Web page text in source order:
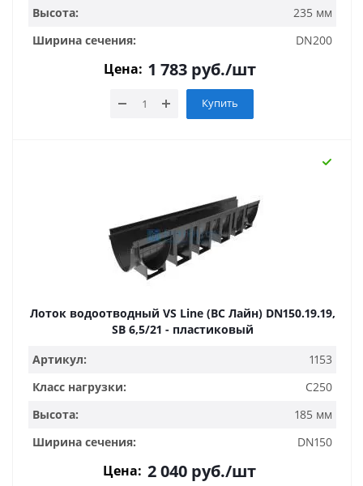
Высота:
235 мм
Ширина сечения:
DN200
Цена: 1 783руб./шт
Купить
Лоток водоотводный VS Line (ВС Лайн) DN150.19.19,
SB 6,5/21 - пластиковый
Артикул:
1153
Класс нагрузки:
C250
Высота:
185 мм
Ширина сечения:
DN150
Цена: 2 040 руб./шт